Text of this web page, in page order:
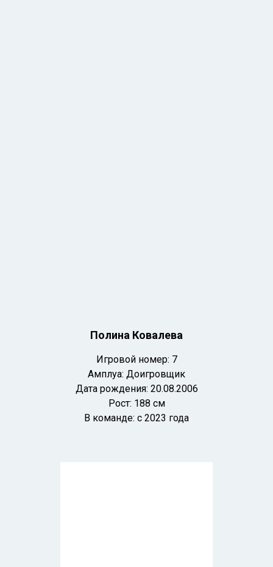
Полина Ковалева
Игровой номер: 7
Амплуа: Доигровщик
Дата рождения: 20.08.2006
Рост: 188 см
В команде: с 2023 года